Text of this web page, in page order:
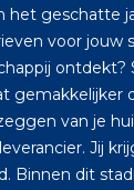
het geschatte
voor jouw
gemakkelijker
van je
Jij
Binnen dit